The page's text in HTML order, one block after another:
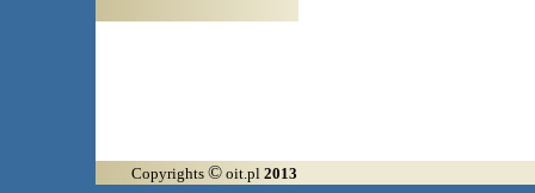
Copyrights © oit.pl 2013